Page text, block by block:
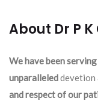
About Dr P K
We have been
unparalleleddevetion
and respect of our